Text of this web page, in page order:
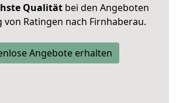
Qualität bei den Angeboten
Ratingen nach Firnhaberau.
Angebote erhalten